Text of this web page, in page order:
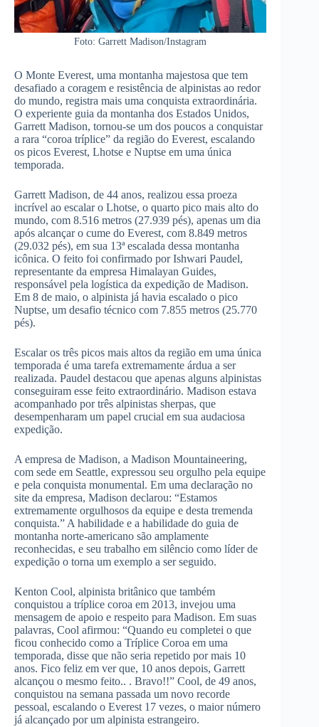
Foto: Garrett Madison/Instagram
O Monte Everest, uma montanha majestosa que tem
desafiado a coragem e resistência de alpinistas ao redor
do mundo, registra mais uma conquista extraordinária.
O experiente guia da montanha dos Estados Unidos,
Garrett Madison, tornou-se um dos poucos a conquistar
a rara “coroa tríplice” da região do Everest, escalando
os picos Everest, Lhotse e Nuptse em uma única
temporada.
Garrett Madison, de 44 anos, realizou essa proeza
incrível ao escalar o Lhotse, o quarto pico mais alto do
mundo, com 8.516 metros (27.939 pés), apenas um dia
após alcançar o cume do Everest, com 8.849 metros
(29.032 pés), em sua 13ª escalada dessa montanha
icônica. O feito foi confirmado por Ishwari Paudel,
representante da empresa Himalayan Guides,
responsável pela logística da expedição de Madison.
Em 8 de maio, o alpinista já havia escalado o pico
Nuptse, um desafio técnico com 7.855 metros (25.770
pés).
Escalar os três picos mais altos da região em uma única
temporada é uma tarefa extremamente árdua a ser
realizada. Paudel destacou que apenas alguns alpinistas
conseguiram esse feito extraordinário. Madison estava
acompanhado por três alpinistas sherpas, que
desempenharam um papel crucial em sua audaciosa
expedição.
A empresa de Madison, a Madison Mountaineering,
com sede em Seattle, expressou seu orgulho pela equipe
e pela conquista monumental. Em uma declaração no
site da empresa, Madison declarou: “Estamos
extremamente orgulhosos da equipe e desta tremenda
conquista.” A habilidade e a habilidade do guia de
montanha norte-americano são amplamente
reconhecidas, e seu trabalho em silêncio como líder de
expedição o torna um exemplo a ser seguido.
Kenton Cool, alpinista britânico que também
conquistou a tríplice coroa em 2013, invejou uma
mensagem de apoio e respeito para Madison. Em suas
palavras, Cool afirmou: “Quando eu completei o que
ficou conhecido como a Tríplice Coroa em uma
temporada, disse que não seria repetido por mais 10
anos. Fico feliz em ver que, 10 anos depois, Garrett
alcançou o mesmo feito.. . Bravo!!” Cool, de 49 anos,
conquistou na semana passada um novo recorde
pessoal, escalando o Everest 17 vezes, o maior número
já alcançado por um alpinista estrangeiro.